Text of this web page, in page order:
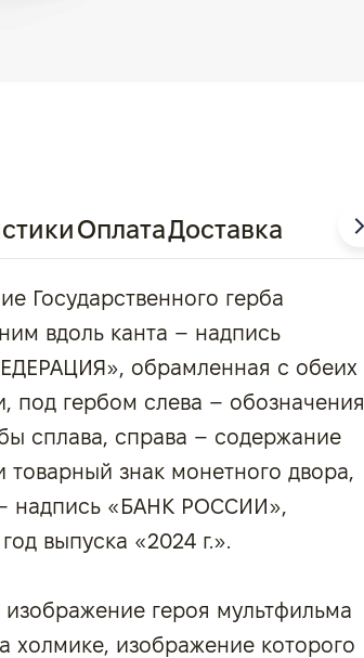
ОплатаДоставка
Государственного герба
вдоль канта – надпись
обрамленная с обеих
гербом слева – обозначения
сплава, справа – содержание
товарный знак монетного двора,
– надпись «БАНК РОССИИ»,
выпуска «2024 г.».
героя мультфильма
холмике, изображение которого